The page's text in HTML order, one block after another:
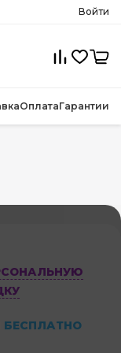
Войти
ОплатаГарантии